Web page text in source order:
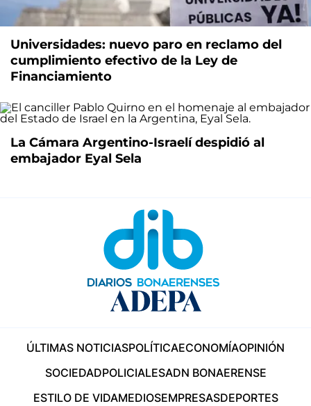
Universidades: nuevo paro en reclamo del
cumplimiento efectivo de la Ley de
Financiamiento
La Cámara Argentino-Israelí despidió al
embajador Eyal Sela
ÚLTIMAS NOTICIASPOLÍTICAECONOMÍAOPINIÓN
SOCIEDADPOLICIALESADN BONAERENSE
ESTILO DE VIDAMEDIOSEMPRESASDEPORTES